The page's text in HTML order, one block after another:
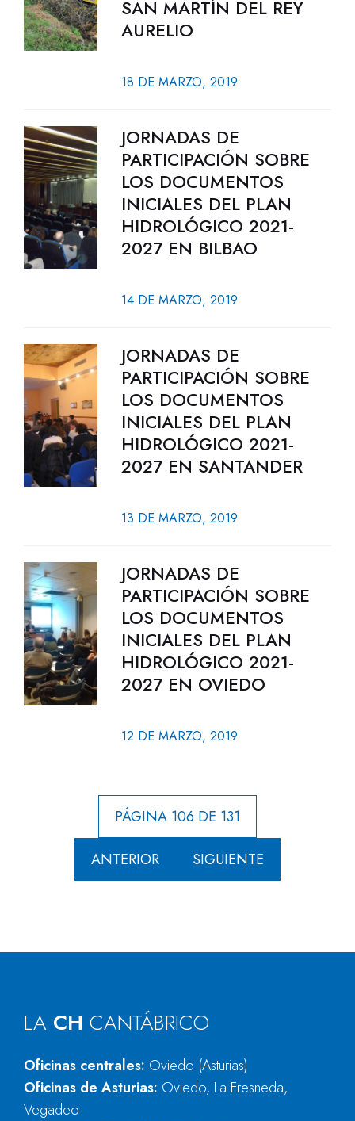
SAN MARTÍN DEL REY
AURELIO
18 DE MARZO, 2019
JORNADAS DE
PARTICIPACIÓN SOBRE
LOS DOCUMENTOS
INICIALES DEL PLAN
HIDROLÓGICO 2021-
2027 EN BILBAO
14 DE MARZO, 2019
JORNADAS DE
PARTICIPACIÓN SOBRE
LOS DOCUMENTOS
INICIALES DEL PLAN
HIDROLÓGICO 2021-
2027 EN SANTANDER
13 DE MARZO, 2019
JORNADAS DE
PARTICIPACIÓN SOBRE
LOS DOCUMENTOS
INICIALES DEL PLAN
HIDROLÓGICO 2021-
2027 EN OVIEDO
12 DE MARZO, 2019
PÁGINA 106 DE 131
ANTERIOR SIGUIENTE
LA CH CANTÁBRICO
Oficinas centrales: Oviedo (Asturias)
Oficinas de Asturias: Oviedo, La Fresneda,
Vegadeo